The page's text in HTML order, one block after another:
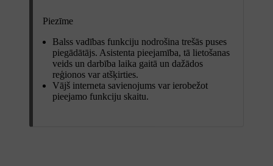
Piezīme
Balss vadības funkciju nodrošina trešās puses
piegādātājs. Asistenta pieejamība, tā lietošanas
veids un darbība laika gaitā un dažādos
reģionos var atšķirties.
Vājš interneta savienojums var ierobežot
pieejamo funkciju skaitu.